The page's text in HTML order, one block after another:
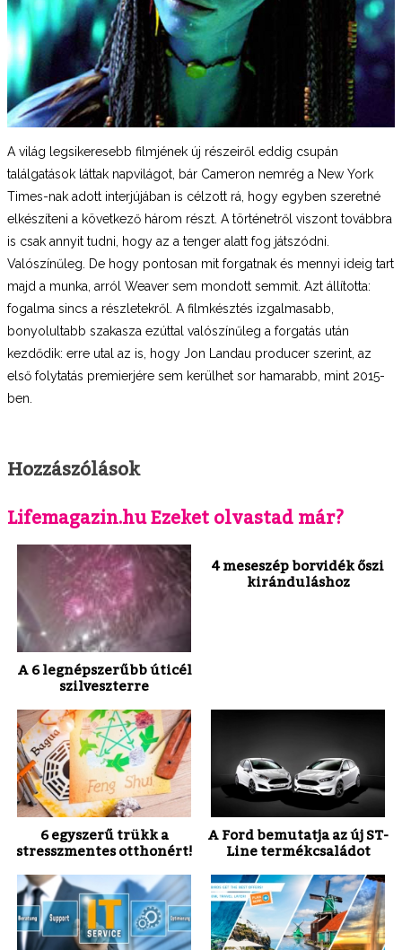
A világ legsikeresebb filmjének új részeiről eddig csupán
találgatások láttak napvilágot, bár Cameron nemrég a New York
Times-nak adott interjújában is célzott rá, hogy egyben szeretné
elkészíteni a következő három részt. A történetről viszont továbbra
is csak annyit tudni, hogy az a tenger alatt fog játszódni.
Valószínűleg. De hogy pontosan mit forgatnak és mennyi ideig tart
majd a munka, arról Weaver sem mondott semmit. Azt állította:
fogalma sincs a részletekről. A filmkésztés izgalmasabb,
bonyolultabb szakasza ezúttal valószínűleg a forgatás után
kezdődik: erre utal az is, hogy Jon Landau producer szerint, az
első folytatás premierjére sem kerülhet sor hamarabb, mint 2015-
ben.
Hozzászólások
Lifemagazin.hu Ezeket olvastad már?
A 6 legnépszerűbb úticél
szilveszterre
4 meseszép borvidék őszi
kiránduláshoz
6 egyszerű trükk a
stresszmentes otthonért!
A Ford bemutatja az új ST-
Line termékcsaládot